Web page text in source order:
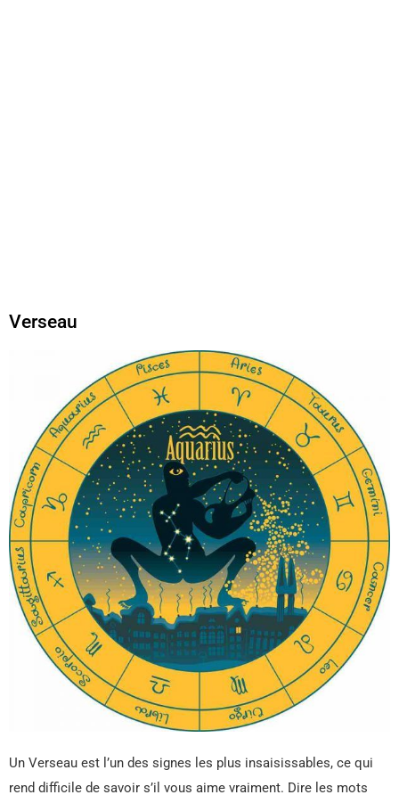
Verseau
Un Verseau est l’un des signes les plus insaisissables, ce qui
rend difficile de savoir s’il vous aime vraiment. Dire les mots